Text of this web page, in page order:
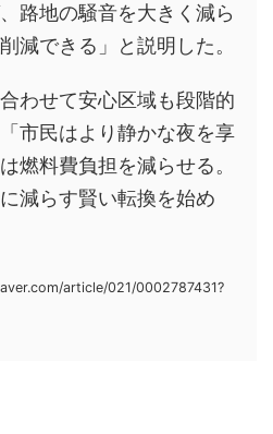
路地の騒音を大きく減ら
減できる」と説明した。
わせて安心区域も段階的
市民はより静かな夜を享
燃料費負担を減らせる。
減らす賢い転換を始め
article/021/0002787431?